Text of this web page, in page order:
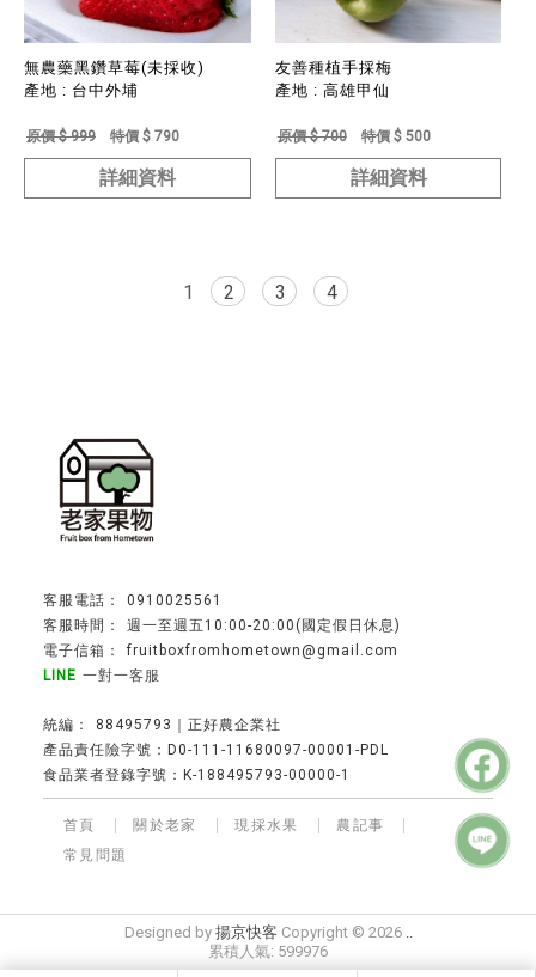
無農藥黑鑽草莓(未採收)
產地 : 台中外埔
原價 $ 999 特價 $ 790
詳細資料
友善種植手採梅
產地 : 高雄甲仙
原價 $ 700 特價 $ 500
詳細資料
1 2 3 4
0910025561
週一至週五10:00-20:00(國定假日休息)
fruitboxfromhometown@gmail.com
一對一客服
88495793｜正好農企業社
產品責任險字號：D0-111-11680097-00001-PDL
食品業者登錄字號：K-188495793-00000-1
首頁 關於老家 現採水果
農記事
常見問題
水果禮盒 水果禮盒專賣 網購水果推薦
Designed by 揚京快客 Copyright © 2026
累積人氣: 599976